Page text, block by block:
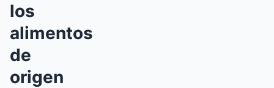
los
alimentos
de
origen